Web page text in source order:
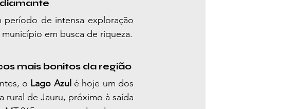
de intensa exploração
em busca de riqueza.
mais bonitos da região
o Lago Azul é hoje um dos
rural de Jauru, próximo à saída